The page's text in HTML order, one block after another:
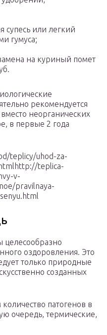
супесь или легкий
гумуса;
на куриный помет
рекомендуется
неорганических
в первые 2 года
teplicy/uhod-za-
teplica-
v-
pravilnaya-
целесообразно
оздоровления. Это
только природные
созданных
патогенов в
очередь, термические,